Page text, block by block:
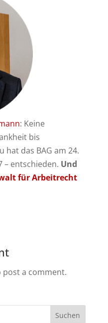
: Keine
bis
hat das BAG am 24.
– entschieden. Und
für Arbeitrecht
post a comment.